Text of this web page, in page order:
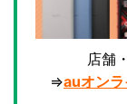
店舗
⇒auオン